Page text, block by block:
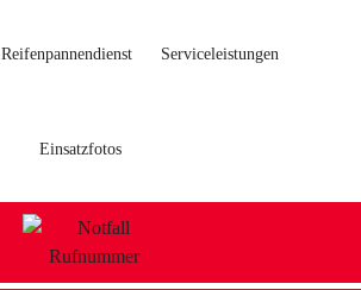
Reifenpannendienst Serviceleistungen
Einsatzfotos